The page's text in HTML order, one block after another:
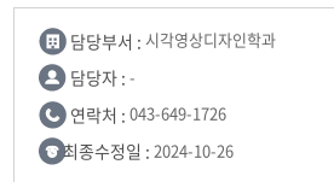
담당부서 : 시각영상디자인학과
담당자 : -
연락처 : 043-649-1726
최종수정일 : 2024-10-26